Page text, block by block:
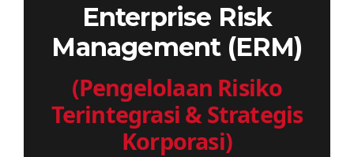
Enterprise Risk
Management (ERM)
(Pengelolaan Risiko
Terintegrasi & Strategis
Korporasi)